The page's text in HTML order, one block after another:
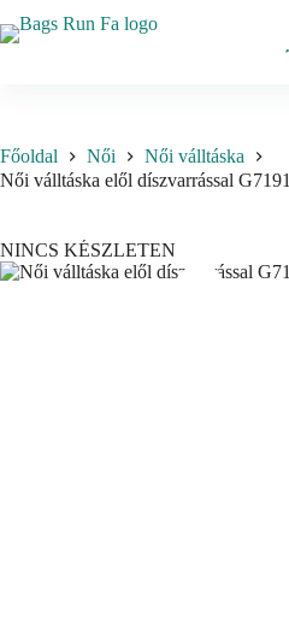
to
Főoldal Női
Női válltáska
Női válltáska elől díszvarrással G7191
NINCS KÉSZLETEN